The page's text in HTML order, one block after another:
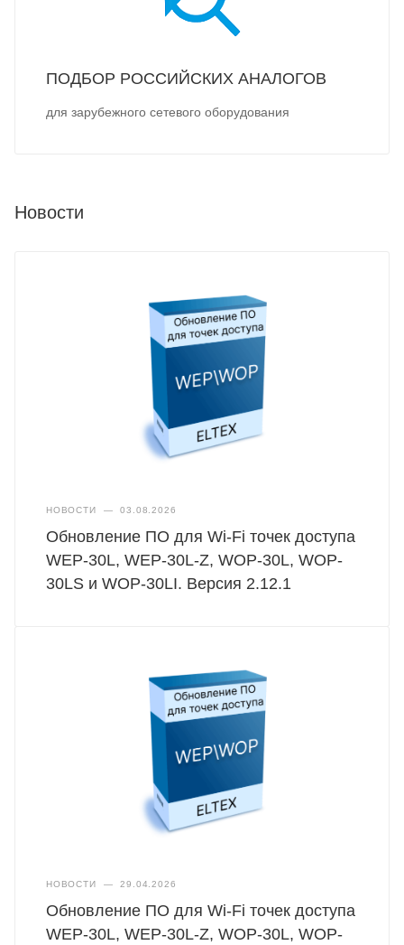
ПОДБОР РОССИЙСКИХ АНАЛОГОВ
для зарубежного сетевого оборудования
Новости
НОВОСТИ — 03.08.2026
Обновление ПО для Wi-Fi точек доступа
WEP-30L, WEP-30L-Z, WOP-30L, WOP-
30LS и WOP-30LI. Версия 2.12.1
НОВОСТИ — 29.04.2026
Обновление ПО для Wi-Fi точек доступа
WEP-30L, WEP-30L-Z, WOP-30L, WOP-